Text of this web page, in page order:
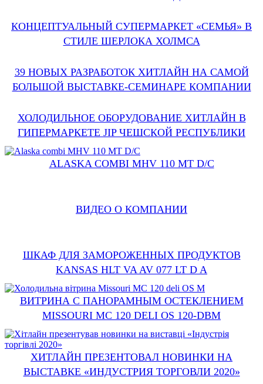
КОНЦЕПТУАЛЬНЫЙ СУПЕРМАРКЕТ «СЕМЬЯ» В
СТИЛЕ ШЕРЛОКА ХОЛМСА
39 НОВЫХ РАЗРАБОТОК ХИТЛАЙН НА САМОЙ
БОЛЬШОЙ ВЫСТАВКЕ-СЕМИНАРЕ КОМПАНИИ
ХОЛОДИЛЬНОЕ ОБОРУДОВАНИЕ ХИТЛАЙН В
ГИПЕРМАРКЕТЕ JIP ЧЕШСКОЙ РЕСПУБЛИКИ
ALASKA COMBI MHV 110 MT D/C
ВИДЕО О КОМПАНИИ
ШКАФ ДЛЯ ЗАМОРОЖЕННЫХ ПРОДУКТОВ
KANSAS HLT VA AV 077 LT D A
ВИТРИНА С ПАНОРАМНЫМ ОСТЕКЛЕНИЕМ
MISSOURI MC 120 DELI OS 120-DBM
ХИТЛАЙН ПРЕЗЕНТОВАЛ НОВИНКИ НА
ВЫСТАВКЕ «ИНДУСТРИЯ ТОРГОВЛИ 2020»